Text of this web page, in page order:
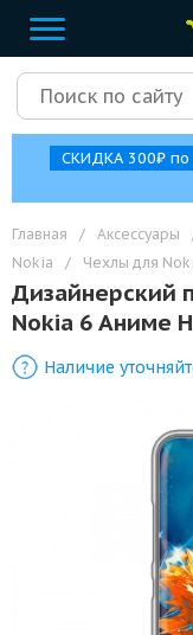
СКИДКА 300₽ по
Главная / Аксессуары
Nokia
/ Чехлы для
Дизайнерский
Nokia 6 Аниме
Наличие